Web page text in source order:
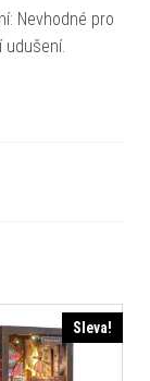
Nevhodné pro
Sleva!